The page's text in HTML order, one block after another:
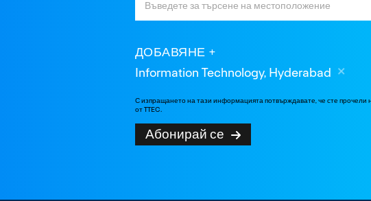
ДОБАВЯНЕ
Information Technology, Hyderabad
С изпращането на тази информацията потвърждавате, че сте
от TTEC.
Абонирай се